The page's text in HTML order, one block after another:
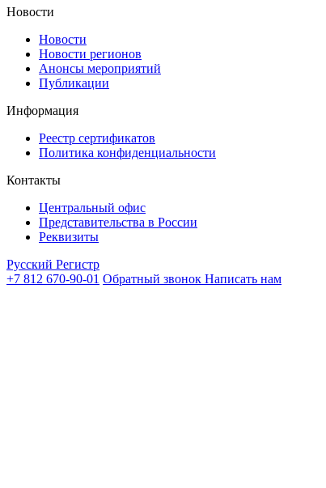
Новости
Новости
Новости регионов
Анонсы мероприятий
Публикации
Информация
Реестр сертификатов
Политика конфиденциальности
Контакты
Центральный офис
Представительства в России
Реквизиты
Русский Регистр
+7 812 670-90-01 Обратный звонок Написать нам